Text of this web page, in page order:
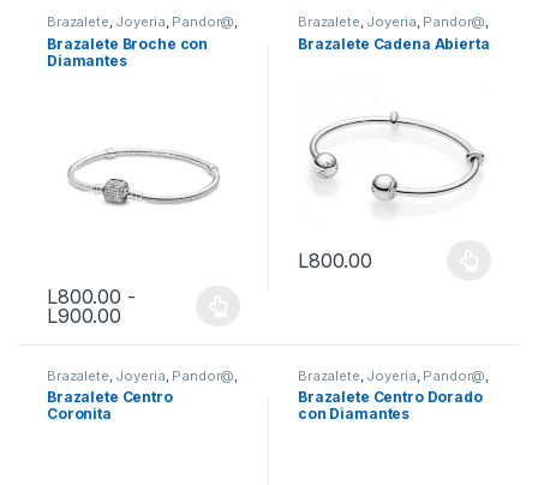
Brazalete Joyeria Pandor@
Vestimenta & Moda
Brazalete Broche con
Diamantes
L800.00 -
L900.00
Este producto tiene múltiples variantes. Las opciones se
Brazalete Joyeria Pandor@
Vestimenta & Moda
Brazalete Cadena Abierta
L800.00
Este producto tiene múltiples
Brazalete Joyeria Pandor@
Vestimenta & Moda
Brazalete Centro
Coronita
Brazalete Joyeria Pandor@
Vestimenta & Moda
Brazalete Centro Dorado
con Diamantes